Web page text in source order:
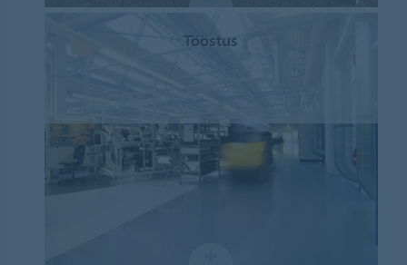
Tööstus